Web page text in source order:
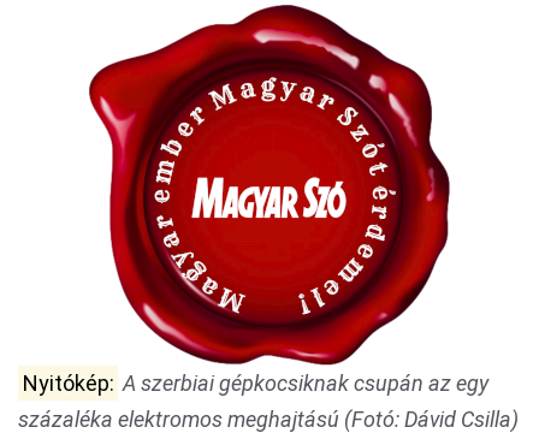
Nyitókép: A szerbiai gépkocsiknak csupán az egy
százaléka elektromos meghajtású (Fotó: Dávid Csilla)